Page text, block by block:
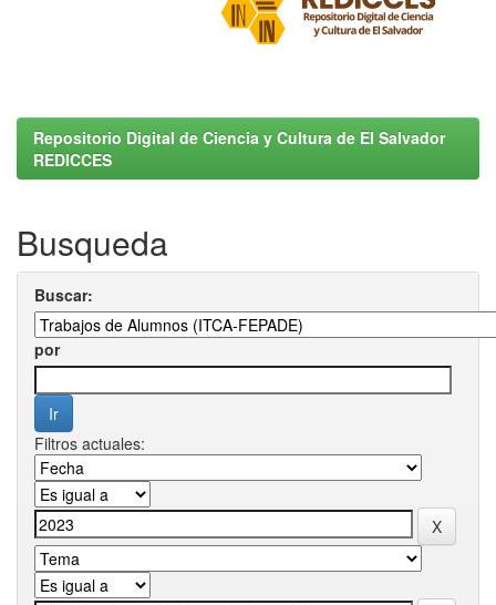
Repositorio Digital de Ciencia y Cultura de El Salvador
REDICCES
Busqueda
Buscar:
por
Filtros actuales: